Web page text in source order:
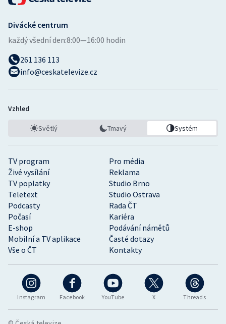
Instagram Facebook YouTube X Threads
TV program
Pro média
Živé vysílání
Reklama
TV poplatky
Studio Brno
Teletext
Studio Ostrava
Podcasty
Rada ČT
Počasí
Kariéra
E-shop
Podávání námětů
Mobilní a TV aplikace
Časté dotazy
Vše o ČT
Kontakty
Divácké centrum
každý všední den:8:00—16:00 hodin
261 136 113
info@ceskatelevize.cz
Vzhled
Světlý Tmavý Systém